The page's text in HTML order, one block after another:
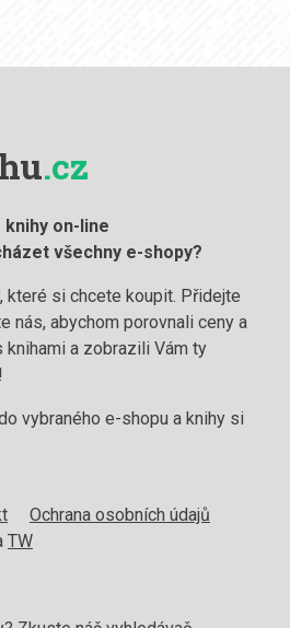
.cz
on-line
všechny e-shopy?
které si chcete koupit. Přidejte
nás, abychom porovnali ceny a
a zobrazili Vám ty
vybraného e-shopu a knihy si
Ochrana osobních údajů
TW